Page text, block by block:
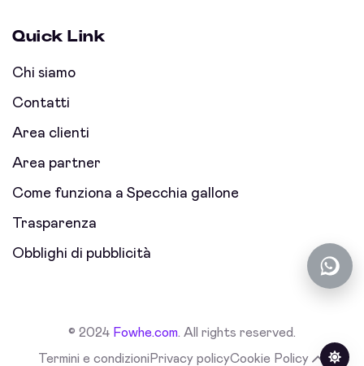
Quick Link
Chi siamo
Contatti
Area clienti
Area partner
Come funziona a Specchia gallone
Trasparenza
Obblighi di pubblicità
© 2024 Fowhe.com. All rights reserved.
Termini e condizioni Privacy policyCookie Policy